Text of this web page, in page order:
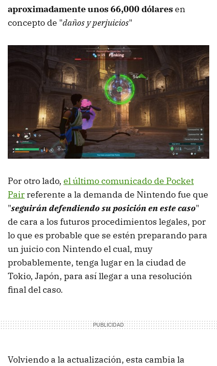
aproximadamente unos 66,000 dólaresen
concepto de "daños y perjuicios"
Por otro lado, el último comunicado de Pocket
Pair referente a la demanda de Nintendo fue que
"seguirán defendiendo su posición en este caso"
de cara a los futuros procedimientos legales, por
lo que es probable que se estén preparando para
un juicio con Nintendo el cual, muy
probablemente, tenga lugar en la ciudad de
Tokio, Japón, para así llegar a una resolución
final del caso.
Volviendo a la actualización, esta cambia la